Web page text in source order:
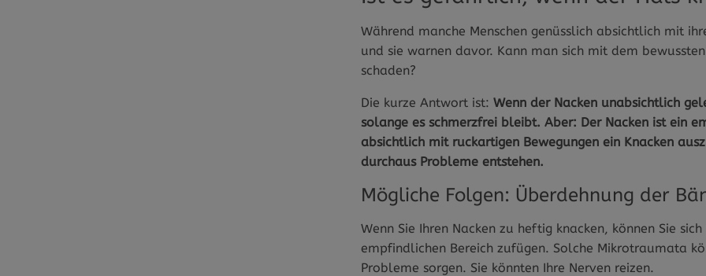
Während manche Menschen genüsslich absichtlich mit
und sie warnen davor. Kann man sich mit dem
schaden?
Die kurze Antwort ist: Wenn der Nacken unabsichtlich
solange es schmerzfrei bleibt. Aber: Der Nacken ist ein
absichtlich mit ruckartigen Bewegungen ein Knacken
durchaus Probleme entstehen.
Mögliche Folgen: Überdehnung der
Wenn Sie Ihren Nacken zu heftig knacken, können Sie
empfindlichen Bereich zufügen. Solche Mikrotraumata
Probleme sorgen. Sie könnten Ihre Nerven reizen.